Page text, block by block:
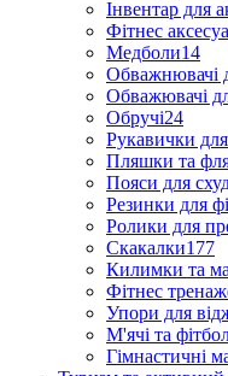
Інвентар для
Фітнес
Медболи14
Обважнювачі
Обважювачі
Обручі24
Рукавички
Пляшки та
Пояси для
Резинки для
Ролики для
Скакалки177
Килимки та
Фітнес
Упори для
М'ячі та
Гімнастичні